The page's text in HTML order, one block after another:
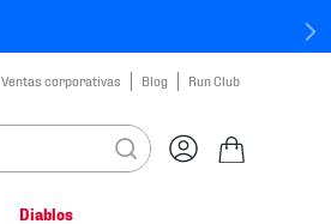
Ventas corporativas Blog Run Club
Diablos